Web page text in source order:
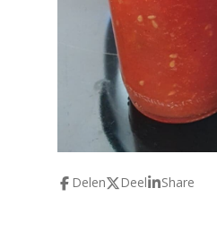
Delen Deel Share